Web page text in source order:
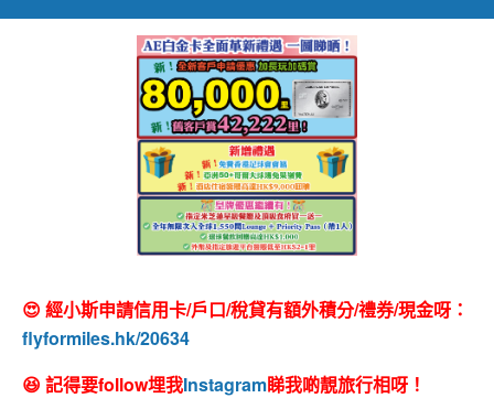
😍 經小斯申請信用卡/戶口/稅貸有額外積分/禮券/現金呀：
flyformiles.hk/20634
😆 記得要follow埋我Instagram睇我啲靚旅行相呀！